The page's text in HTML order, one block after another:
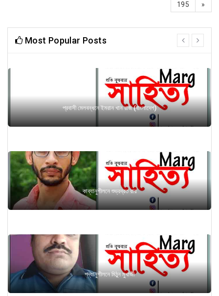
195
»
Most Popular Posts
প্রবাসী মেলবন্ধনে ইমরান খান রাজ (বাংলাদেশ)
কাব্যানুশীলনে শুভ্রব্রত রায়
গদ্যানুশীলনে মিঠুন মুখার্জী
prev